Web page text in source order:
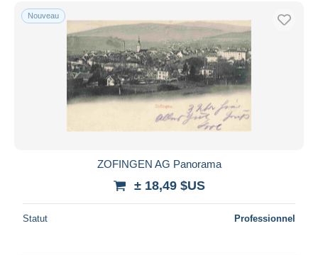
Nouveau
ZOFINGEN AG Panorama
± 18,49 $US
Statut Professionnel